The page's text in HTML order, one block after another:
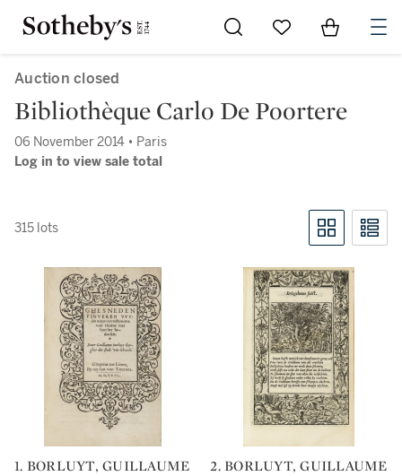
Go to My Favorites
Items in
Auction closed
Bibliothèque Carlo De Poortere
06 November 2014 • Paris
Log in to view sale total
315 lots
1. BORLUYT, GUILLAUME 2. BORLUYT, GUILLAUME